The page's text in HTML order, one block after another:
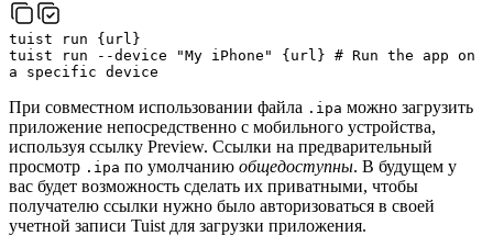
tuist run { url }
tuist
run --device "My iPhone" { url } # Run the app on
a specific device
При совместном использовании файла .ipa можно загрузить
приложение непосредственно с мобильного устройства,
используя ссылку Preview. Ссылки на предварительный
просмотр .ipa по умолчанию общедоступны. В будущем у
вас будет возможность сделать их приватными, чтобы
получателю ссылки нужно было авторизоваться в своей
учетной записи Tuist для загрузки приложения.